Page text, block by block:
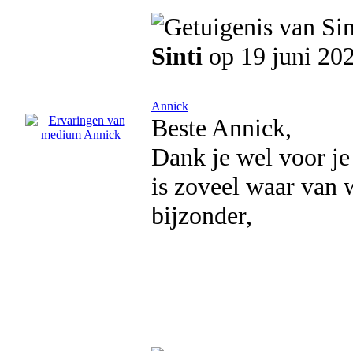
Sinti op 19 juni
Annick
Beste Annick,
Dank je wel voor
is zoveel waar van
bijzonder,